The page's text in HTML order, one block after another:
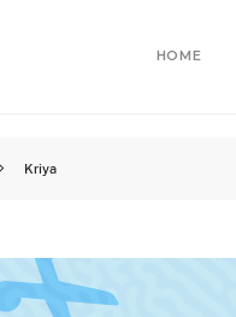
HOME
Kriya